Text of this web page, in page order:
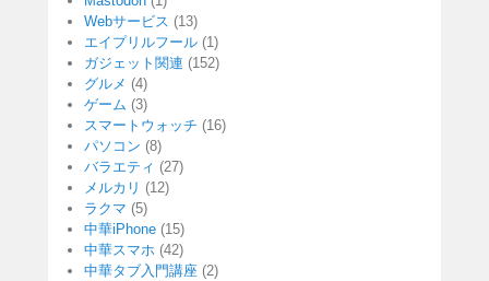
Webサービス (13)
エイプリルフール (1)
ガジェット関連 (152)
グルメ (4)
ゲーム (3)
スマートウォッチ (16)
パソコン (8)
バラエティ (27)
メルカリ (12)
ラクマ (5)
中華iPhone (15)
中華スマホ (42)
中華タブ入門講座 (2)